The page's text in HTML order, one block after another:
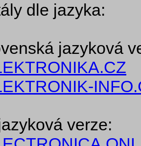
dle jazyka:
jazyková
verze: